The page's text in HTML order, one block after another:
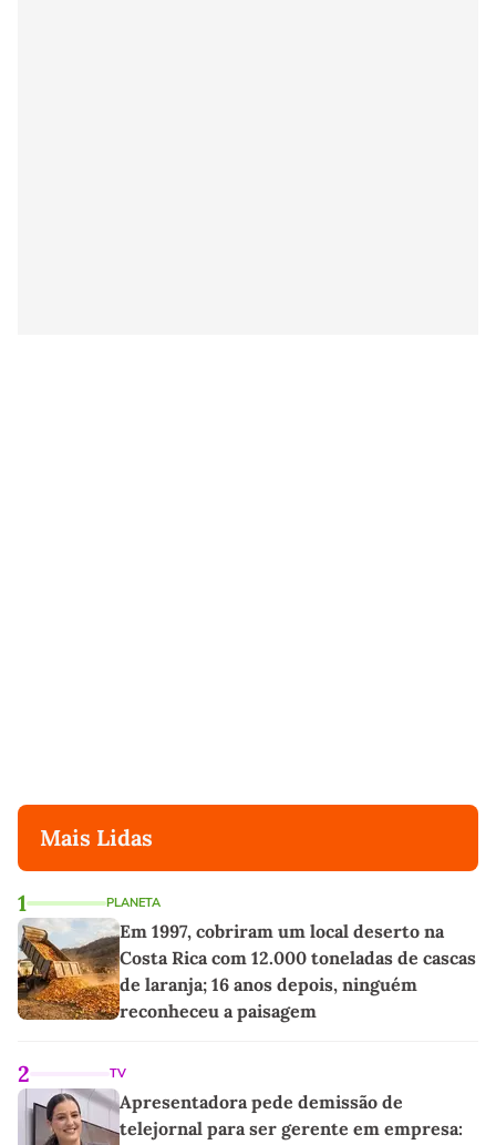
Mais Lidas
1 PLANETA
Em 1997, cobriram um local deserto na
Costa Rica com 12.000 toneladas de cascas
de laranja; 16 anos depois, ninguém
reconheceu a paisagem
2 TV
Apresentadora pede demissão de
telejornal para ser gerente em empresa: